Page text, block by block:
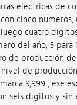
eléctricas de
cinco
cuatro
del año, 5 para
de producción
nivel de
9,999 , ese
seis dígitos y sin